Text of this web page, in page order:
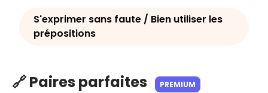
S'exprimer sans faute / Bien utiliser les
prépositions
🔗 Paires parfaites PREMIUM